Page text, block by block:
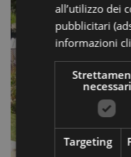
all’utilizzo dei
pubblicitari
informazioni
necessari
Targeting